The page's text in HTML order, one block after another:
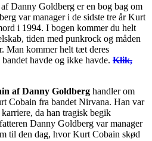
Danny Goldberg er en bog bag om
var manager i de sidste tre år Kurt
i 1994. I bogen kommer du helt
tiden med punkrock og måden
Man kommer helt tæt deres
havde og ikke havde. Klik,
af Danny Goldberg handler om
Cobain fra bandet Nirvana. Han var
da han tragisk begik
Danny Goldberg var manager
til den dag, hvor Kurt Cobain skød